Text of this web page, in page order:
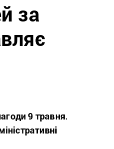
за
9 травня.